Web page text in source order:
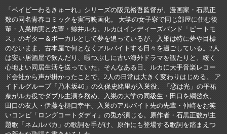
「ベイビーわるきゅーれ」シリーズの阪元裕吾監督が、漫画家・石黒正
数の同名青春コミックを実写映画化。 大学の女子寮で同じ部屋に住む後
輩・入巣柚実と先輩・鯨井ルカ。ルカはインディーズバンド「ピートモ
ス」のギター＆ボーカルとして夢を追っているが、入巣は特に夢や目標
のないまま、古本屋で何となくアルバイトする日々を過ごしている。2人
は安い居酒屋で飲んだり、暇つぶしに古い海外ドラマを観たりと、緩く
心地よい同居生活を送っていた。そんなある日、ルカに大手音楽レコー
ド会社から声が掛かったことで、2人の日常は大きく変わりはじめる。 ア
イドルグループ「乃木坂46」の久保史緒里が入巣役、「恋は光」の平祐
奈がルカ役でダブル主演を務め、入巣の大学の同級生・田口を綱啓永、
田口の友人・伊藤を樋口幸平、入巣のアルバイト先の先輩・仲崎をお笑
いコンビ「ロングコートダディ」の兎が演じる。原作者・石黒正数が主
題歌「ネムルバカ」の歌詞を手がけ、原作にも登場する歌詞を踏まえつ